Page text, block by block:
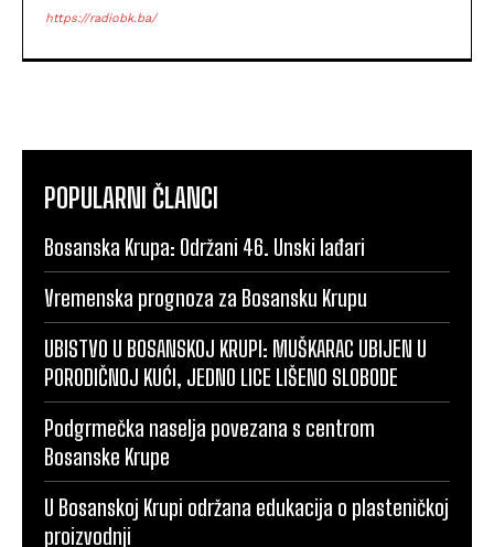
https://radiobk.ba/
POPULARNI ČLANCI
Bosanska Krupa: Održani 46. Unski lađari
Vremenska prognoza za Bosansku Krupu
UBISTVO U BOSANSKOJ KRUPI: MUŠKARAC UBIJEN U
PORODIČNOJ KUĆI, JEDNO LICE LIŠENO SLOBODE
Podgrmečka naselja povezana s centrom
Bosanske Krupe
U Bosanskoj Krupi održana edukacija o plasteničkoj
proizvodnji